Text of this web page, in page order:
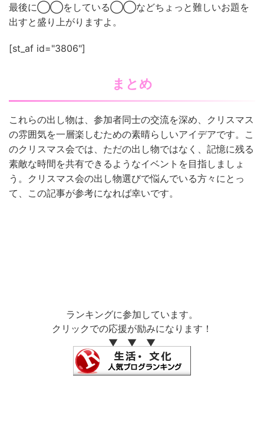
最後に◯◯をしている◯◯などちょっと難しいお題を
出すと盛り上がりますよ。
[st_af id="3806"]
まとめ
これらの出し物は、参加者同士の交流を深め、クリスマス
の雰囲気を一層楽しむための素晴らしいアイデアです。こ
のクリスマス会では、ただの出し物ではなく、記憶に残る
素敵な時間を共有できるようなイベントを目指しましょ
う。クリスマス会の出し物選びで悩んでいる方々にとっ
て、この記事が参考になれば幸いです。
ランキングに参加しています。
クリックでの応援が励みになります！
▼ ▼ ▼